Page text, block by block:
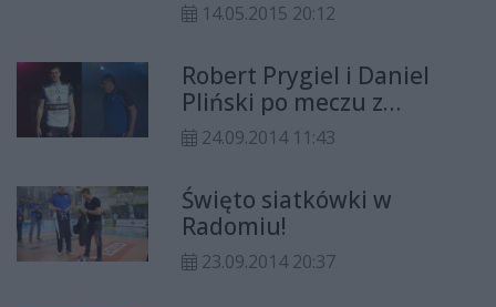
zawodników najlepiej spisała się
na najniższym stopniu podium.
14.05.2015 20:12
Robert Prygiel i Daniel
Pliński po meczu z
Politechniką
24.09.2014 11:43
Święto siatkówki w
Radomiu!
23.09.2014 20:37